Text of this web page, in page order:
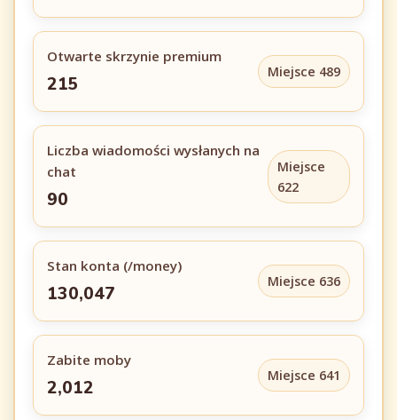
Otwarte skrzynie premium
215
Miejsce 489
Liczba wiadomości wysłanych na
chat
90
Miejsce
622
Stan konta (/money)
130,047
Miejsce 636
Zabite moby
2,012
Miejsce 641